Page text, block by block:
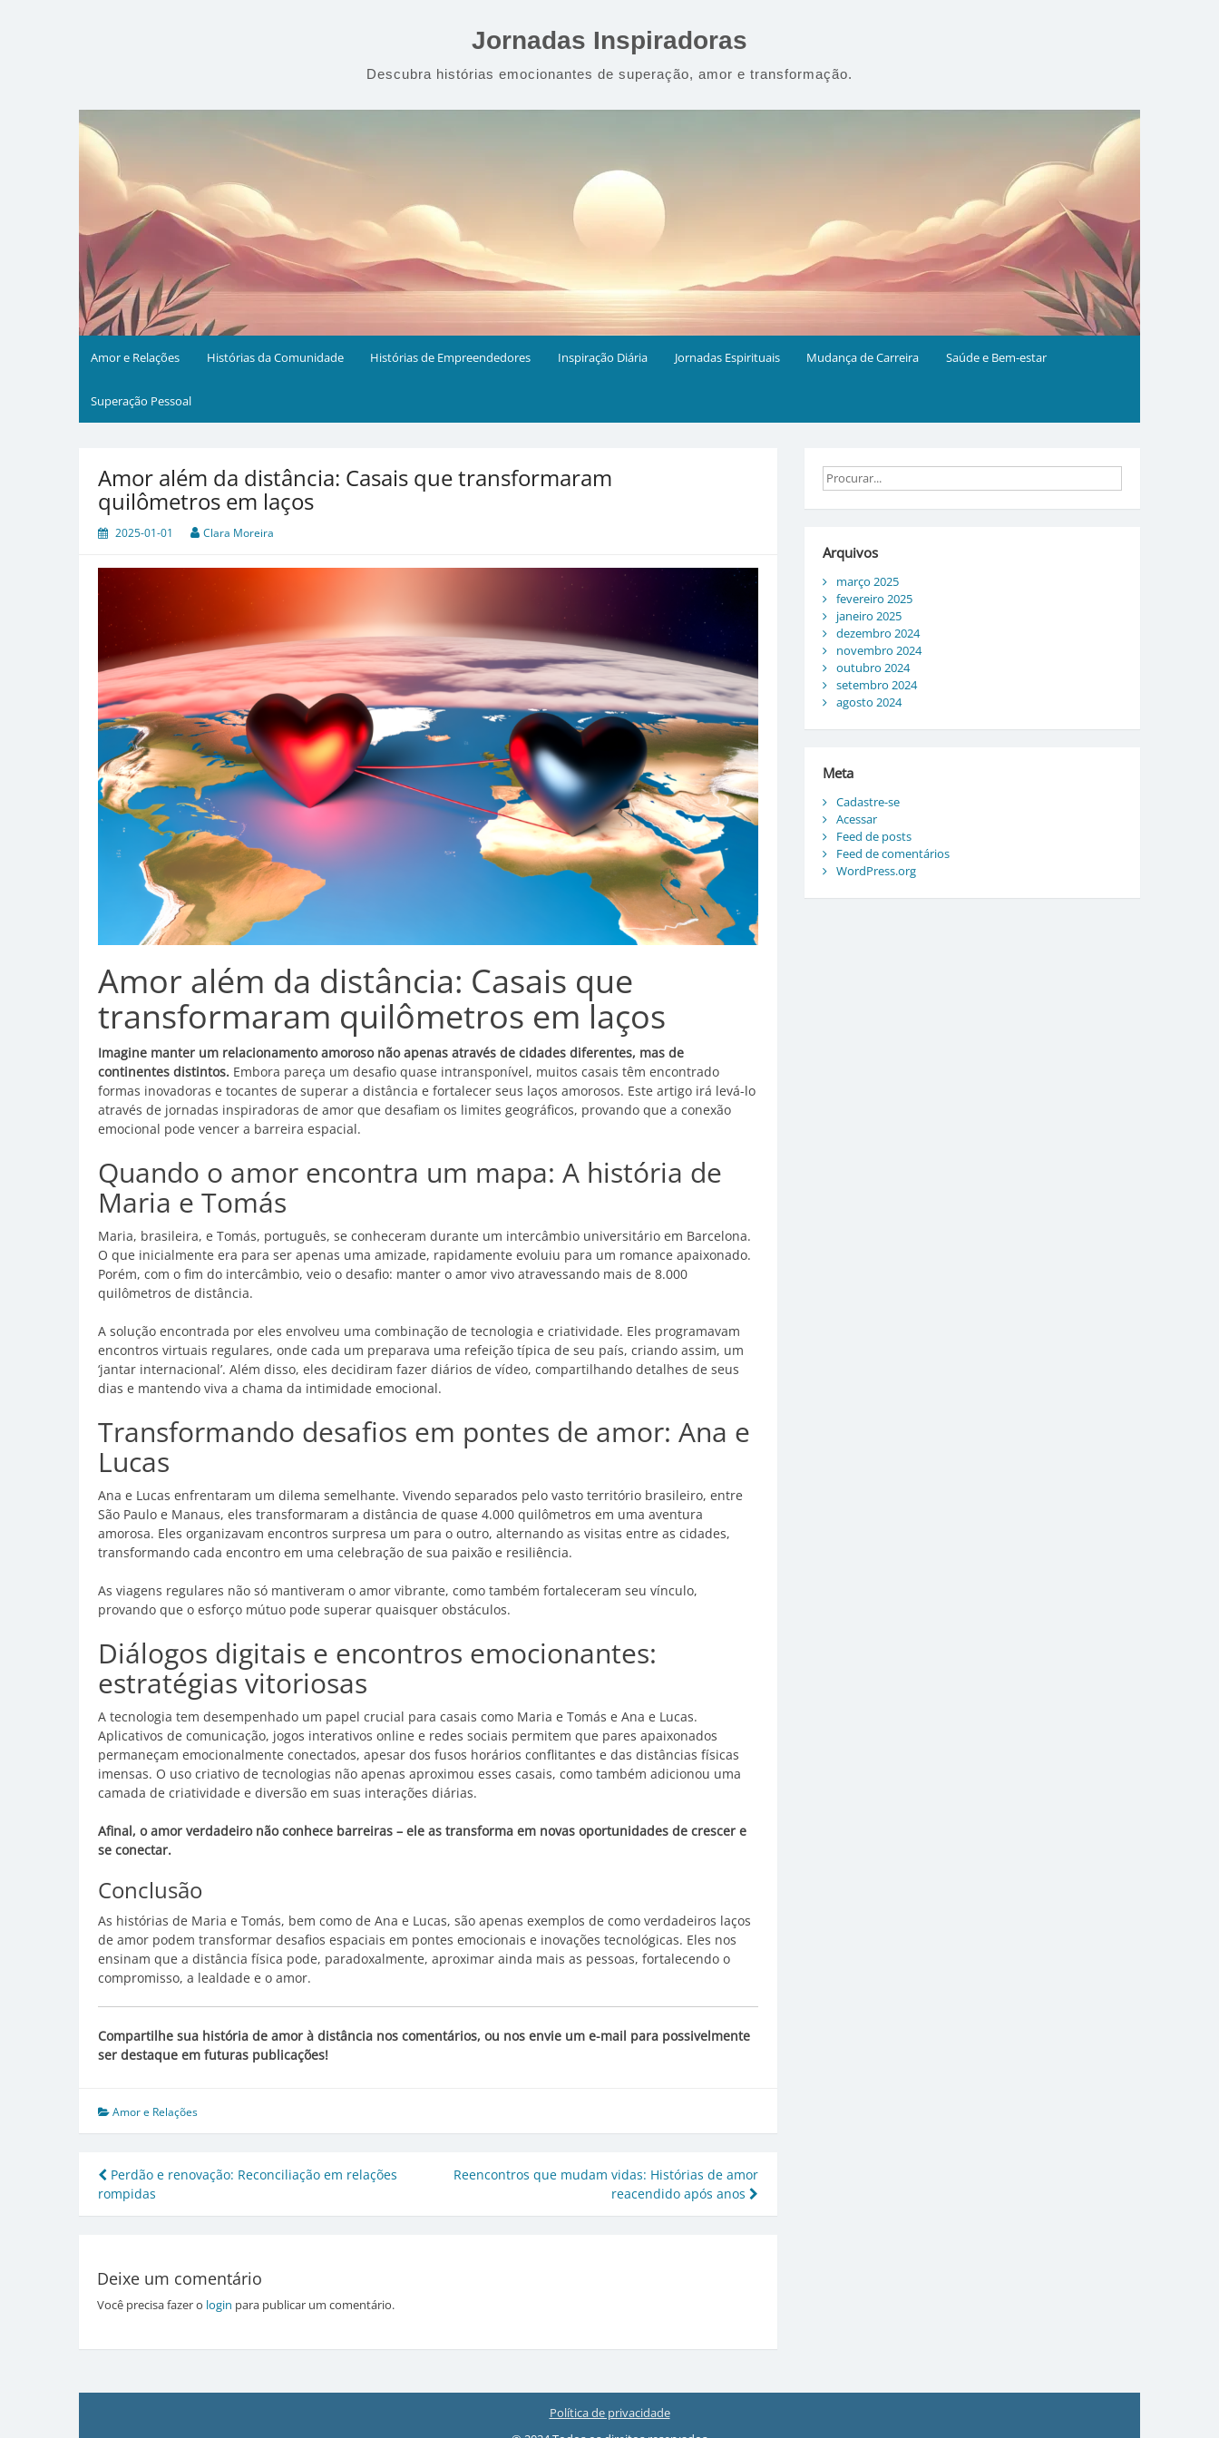
Jornadas Inspiradoras
Descubra histórias emocionantes de superação, amor e transformação.
Amor e Relações Histórias da Comunidade Histórias de Empreendedores Inspiração Diária Jornadas Espirituais Mudança de Carreira Saúde e Bem-estar
Superação Pessoal
Amor além da distância: Casais que transformaram
quilômetros em laços
2025-01-01 Clara Moreira
Amor além da distância: Casais que
transformaram quilômetros em laços
Imagine manter um relacionamento amoroso não apenas através de cidades diferentes, mas de
continentes distintos. Embora pareça um desafio quase intransponível, muitos casais têm encontrado
formas inovadoras e tocantes de superar a distância e fortalecer seus laços amorosos. Este artigo irá levá-lo
através de jornadas inspiradoras de amor que desafiam os limites geográficos, provando que a conexão
emocional pode vencer a barreira espacial.
Quando o amor encontra um mapa: A história de
Maria e Tomás
Maria, brasileira, e Tomás, português, se conheceram durante um intercâmbio universitário em Barcelona.
O que inicialmente era para ser apenas uma amizade, rapidamente evoluiu para um romance apaixonado.
Porém, com o fim do intercâmbio, veio o desafio: manter o amor vivo atravessando mais de 8.000
quilômetros de distância.
A solução encontrada por eles envolveu uma combinação de tecnologia e criatividade. Eles programavam
encontros virtuais regulares, onde cada um preparava uma refeição típica de seu país, criando assim, um
‘jantar internacional’. Além disso, eles decidiram fazer diários de vídeo, compartilhando detalhes de seus
dias e mantendo viva a chama da intimidade emocional.
Transformando desafios em pontes de amor: Ana e
Lucas
Ana e Lucas enfrentaram um dilema semelhante. Vivendo separados pelo vasto território brasileiro, entre
São Paulo e Manaus, eles transformaram a distância de quase 4.000 quilômetros em uma aventura
amorosa. Eles organizavam encontros surpresa um para o outro, alternando as visitas entre as cidades,
transformando cada encontro em uma celebração de sua paixão e resiliência.
As viagens regulares não só mantiveram o amor vibrante, como também fortaleceram seu vínculo,
provando que o esforço mútuo pode superar quaisquer obstáculos.
Diálogos digitais e encontros emocionantes:
estratégias vitoriosas
A tecnologia tem desempenhado um papel crucial para casais como Maria e Tomás e Ana e Lucas.
Aplicativos de comunicação, jogos interativos online e redes sociais permitem que pares apaixonados
permaneçam emocionalmente conectados, apesar dos fusos horários conflitantes e das distâncias físicas
imensas. O uso criativo de tecnologias não apenas aproximou esses casais, como também adicionou uma
camada de criatividade e diversão em suas interações diárias.
Afinal, o amor verdadeiro não conhece barreiras – ele as transforma em novas oportunidades de crescer e
se conectar.
Conclusão
As histórias de Maria e Tomás, bem como de Ana e Lucas, são apenas exemplos de como verdadeiros laços
de amor podem transformar desafios espaciais em pontes emocionais e inovações tecnológicas. Eles nos
ensinam que a distância física pode, paradoxalmente, aproximar ainda mais as pessoas, fortalecendo o
compromisso, a lealdade e o amor.
Compartilhe sua história de amor à distância nos comentários, ou nos envie um e-mail para possivelmente
ser destaque em futuras publicações!
Amor e Relações
Navegação
de
Perdão e renovação: Reconciliação em relações
rompidas
Reencontros que mudam vidas: Histórias de amor
reacendido após anos
Deixe um comentário
Você precisa fazer o login para publicar um comentário.
Arquivos
março 2025
fevereiro 2025
janeiro 2025
dezembro 2024
novembro 2024
outubro 2024
setembro 2024
agosto 2024
Meta
Cadastre-se
Acessar
Feed de posts
Feed de comentários
WordPress.org
Política de privacidade